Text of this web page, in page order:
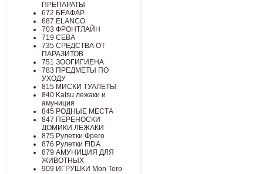
ПРЕПАРАТЫ
672 БЕАФАР
687 ELANCO
703 ФРОНТЛАЙН
719 СЕВА
735 СРЕДСТВА ОТ
ПАРАЗИТОВ
751 ЗООГИГИЕНА
783 ПРЕДМЕТЫ ПО
УХОДУ
815 МИСКИ ТУАЛЕТЫ
840 Katsu лежаки и
амуниция
845 РОДНЫЕ МЕСТА
847 ПЕРЕНОСКИ
ДОМИКИ ЛЕЖАКИ
875 Рулетки Фрего
876 Рулетки FIDA
879 АМУНИЦИЯ ДЛЯ
ЖИВОТНЫХ
909 ИГРУШКИ Mon Tero